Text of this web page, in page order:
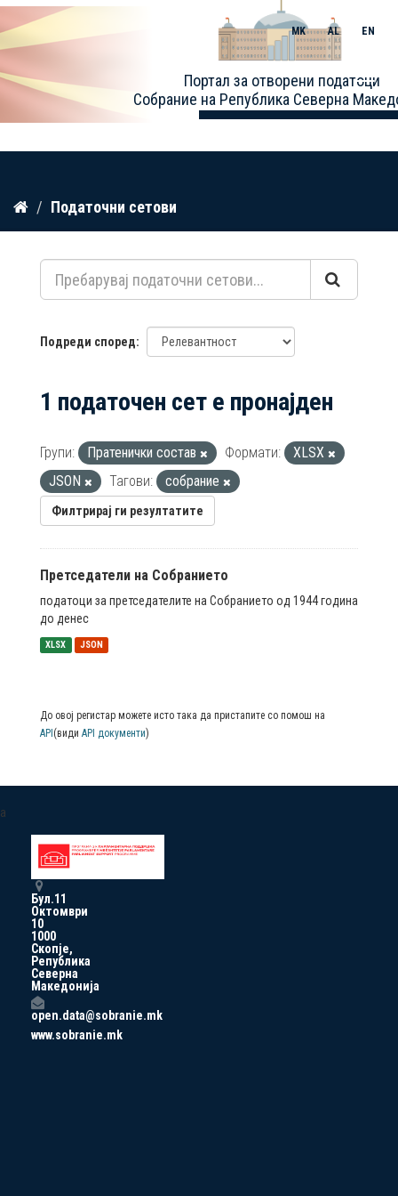
Прескокнете
содржина
Портал за отворени податоци
Собрание на Република Северна
MK AL EN
Toggle
Податочни сетови
Подреди според
1 податочен сет е пронајден
Групи: Пратенички состав Формати:
XLSX
JSON
Тагови: собрание
Филтрирај ги резултатите
Претседатели на Собранието
податоци за претседателите на Собранието од 1944 година
до денес
XLSX JSON
До овој регистар можете исто така да пристапите со помош на
API (види API документи)
a
Бул.11
Октомври
10
1000
Скопје,
Република
Северна
Македонија
open.data@sobranie.mk
www.sobranie.mk